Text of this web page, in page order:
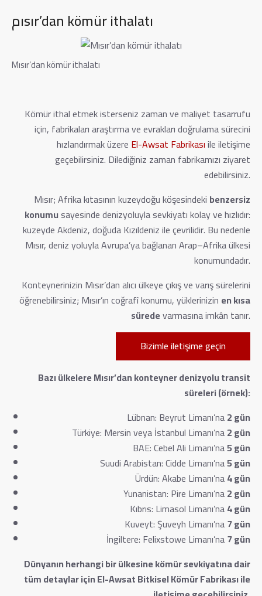
مısır’dan kömür ithalatı
Mısır’dan kömür ithalatı
Kömür ithal etmek isterseniz zaman ve maliyet tasarrufu
için, fabrikaları araştırma ve evrakları doğrulama sürecini
hızlandırmak üzere El-Awsat Fabrikasıile iletişime
geçebilirsiniz. Dilediğiniz zaman fabrikamızı ziyaret
edebilirsiniz.
Mısır; Afrika kıtasının kuzeydoğu köşesindeki benzersiz
konumusayesinde denizyoluyla sevkiyatı kolay ve hızlıdır:
kuzeyde Akdeniz, doğuda Kızıldeniz ile çevrilidir. Bu nedenle
Mısır, deniz yoluyla Avrupa’ya bağlanan Arap–Afrika ülkesi
konumundadır.
Konteynerinizin Mısır’dan alıcı ülkeye çıkış ve varış sürelerini
öğrenebilirsiniz; Mısır’ın coğrafî konumu, yüklerinizin en kısa
süredevarmasına imkân tanır.
Bizimle iletişime geçin
Bazı ülkelere Mısır’dan konteyner denizyolu transit
süreleri (örnek):
Lübnan: Beyrut Limanı’na2 gün
Türkiye: Mersin veya İstanbul Limanı’na2 gün
BAE: Cebel Ali Limanı’na5 gün
Suudi Arabistan: Cidde Limanı’na5 gün
Ürdün: Akabe Limanı’na4 gün
Yunanistan: Pire Limanı’na2 gün
Kıbrıs: Limasol Limanı’na4 gün
Kuveyt: Şuveyh Limanı’na7 gün
İngiltere: Felixstowe Limanı’na7 gün
Dünyanın herhangi bir ülkesine kömür sevkiyatına dair
tüm detaylar için El-Awsat Bitkisel Kömür Fabrikası ile